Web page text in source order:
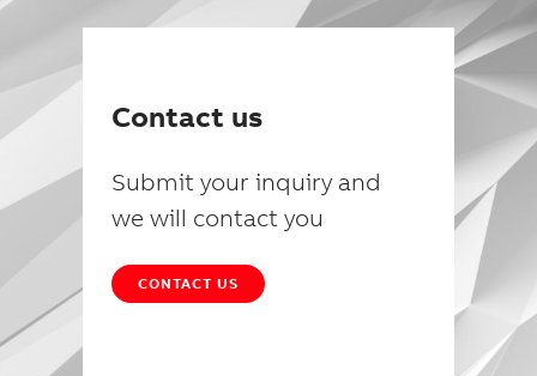
Contact us
Submit your inquiry and
we will contact you
CONTACT US